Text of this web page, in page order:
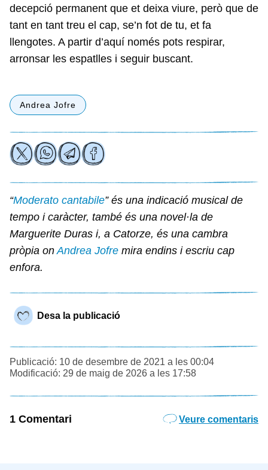
decepció permanent que et deixa viure, però que de
tant en tant treu el cap, se’n fot de tu, et fa
llengotes. A partir d’aquí només pots respirar,
arronsar les espatlles i seguir buscant.
Andrea Jofre
“Moderato cantabile” és una indicació musical de
tempo i caràcter, també és una novel·la de
Marguerite Duras i, a Catorze, és una cambra
pròpia onAndrea Jofre mira endins i escriu cap
enfora.
Desa la publicació
Publicació: 10 de desembre de 2021 a les 00:04
Modificació: 29 de maig de 2026 a les 17:58
1 Comentari Veure comentaris